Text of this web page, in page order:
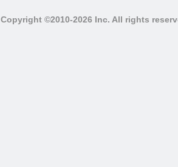
Copyright ©2010-2026 Inc. All rights